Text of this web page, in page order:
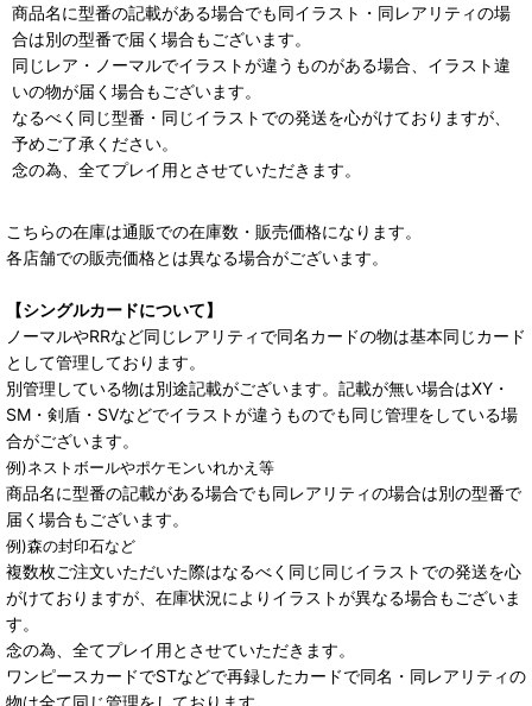
商品名に型番の記載がある場合でも同イラスト・同レアリティの場
合は別の型番で届く場合もございます。
同じレア・ノーマルでイラストが違うものがある場合、イラスト違
いの物が届く場合もございます。
なるべく同じ型番・同じイラストでの発送を心がけておりますが、
予めご了承ください。
念の為、全てプレイ用とさせていただきます。
こちらの在庫は通販での在庫数・販売価格になります。
各店舗での販売価格とは異なる場合がございます。
【シングルカードについて】
ノーマルやRRなど同じレアリティで同名カードの物は基本同じカード
として管理しております。
別管理している物は別途記載がございます。記載が無い場合はXY・
SM・剣盾・SVなどでイラストが違うものでも同じ管理をしている場
合がございます。
例)ネストボールやポケモンいれかえ等
商品名に型番の記載がある場合でも同レアリティの場合は別の型番で
届く場合もございます。
例)森の封印石など
複数枚ご注文いただいた際はなるべく同じ同じイラストでの発送を心
がけておりますが、在庫状況によりイラストが異なる場合もございま
す。
念の為、全てプレイ用とさせていただきます。
ワンピースカードでSTなどで再録したカードで同名・同レアリティの
物は全て同じ管理をしております。